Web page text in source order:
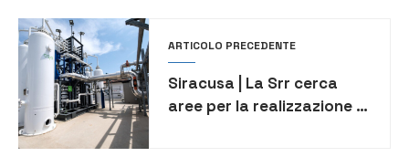
ARTICOLO PRECEDENTE
Siracusa | La Srr cerca
aree per la realizzazione di